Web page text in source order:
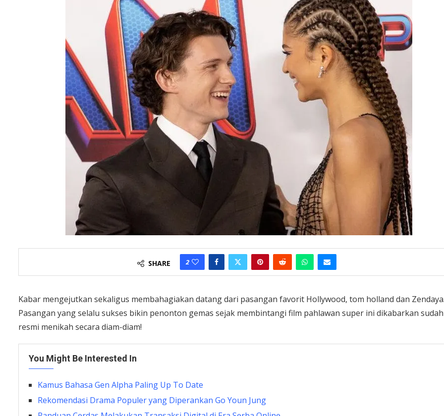
SHARE 2
Kabar mengejutkan sekaligus membahagiakan datang dari pasangan favorit Hollywood, tom holland dan Zendaya.
Pasangan yang selalu sukses bikin penonton gemas sejak membintangi film pahlawan super ini dikabarkan sudah
resmi menikah secara diam-diam!
You Might Be Interested In
Kamus Bahasa Gen Alpha Paling Up To Date
Rekomendasi Drama Populer yang Diperankan Go Youn Jung